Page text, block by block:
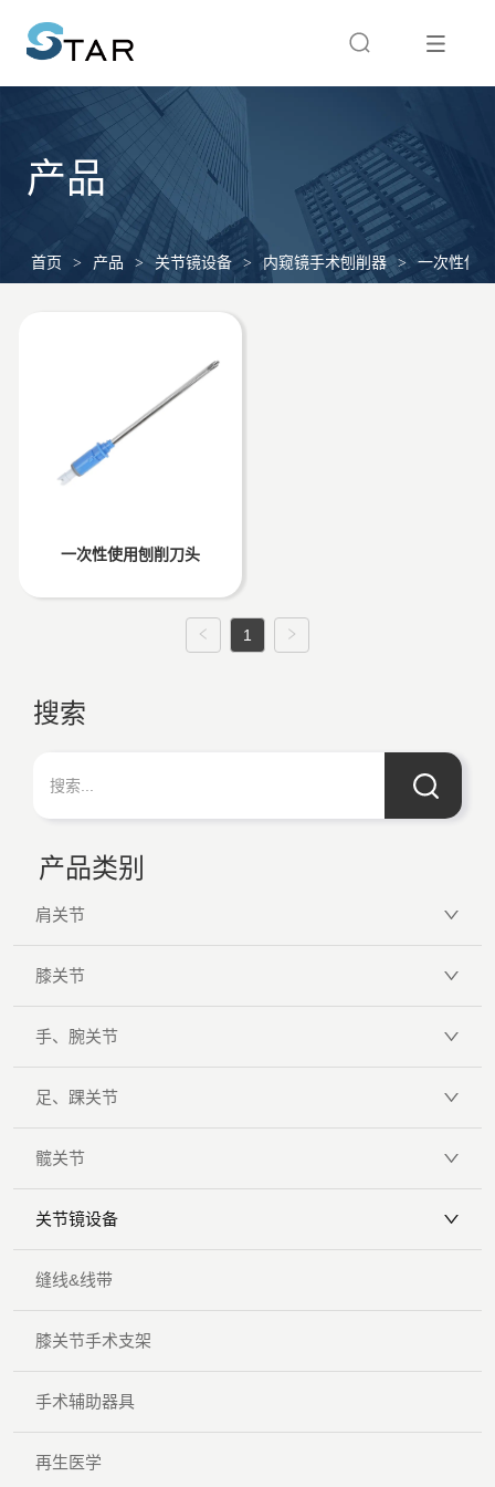
产品
首页 > 产品 > 关节镜设备 > 内窥镜手术刨削器 > 一次性使
一次性使用刨削刀头
1
搜索
产品类别
肩关节
膝关节
手、腕关节
足、踝关节
髋关节
关节镜设备
缝线&线带
膝关节手术支架
手术辅助器具
再生医学